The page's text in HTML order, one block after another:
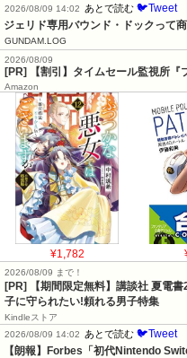
2026/08/09 14:02
あとで読む 🐦Tweet
ジェリド専用バウンド・ドックって
GUNDAM.LOG
2026/08/09
[PR] 【割引】タイムセール監視所『
Amazon
¥1,782
2026/08/09 まで！
[PR] 【期間限定無料】講談社 夏電
子に守られたい!頼れる男子特集
Kindleストア
2026/08/09 14:02
あとで読む 🐦Tweet
【朗報】Forbes「初代Nintendo